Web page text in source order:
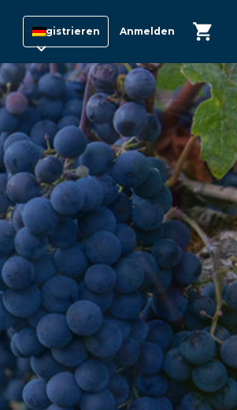
Registrieren Anmelden